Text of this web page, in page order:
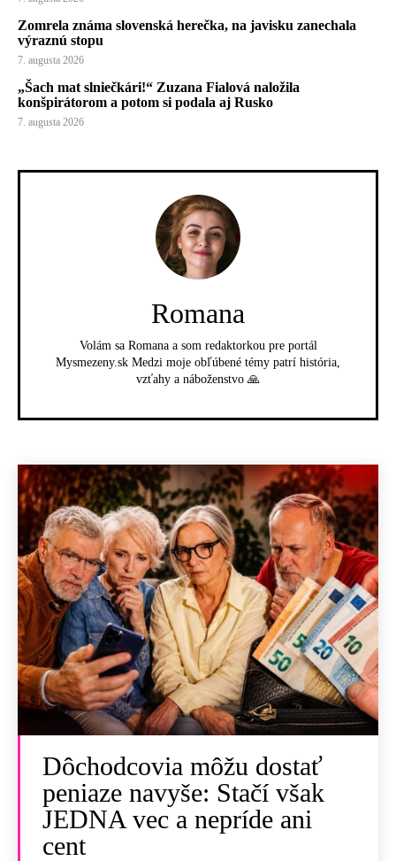
Zomrela známa slovenská herečka, na javisku zanechala
výraznú stopu
7. augusta 2026
„Šach mat slniečkári!“ Zuzana Fialová naložila
konšpirátorom a potom si podala aj Rusko
7. augusta 2026
Romana
Volám sa Romana a som redaktorkou pre portál
Mysmezeny.sk Medzi moje obľúbené témy patrí história,
vzťahy a náboženstvo 🙏
Dôchodcovia môžu dostať
peniaze navyše: Stačí však
JEDNA vec a nepríde ani
cent